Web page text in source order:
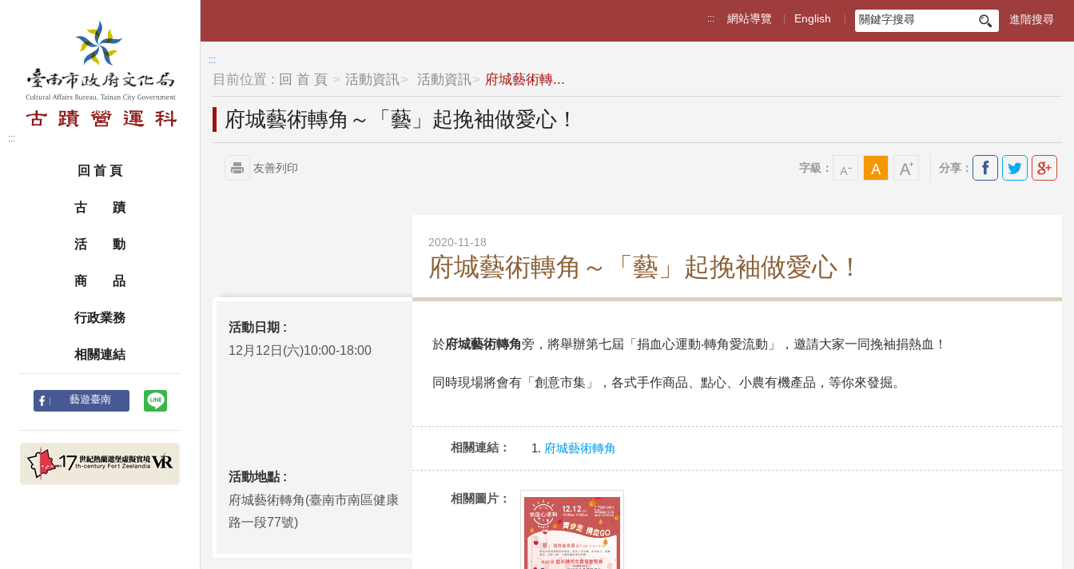
:::
回 首 頁
古 蹟
活 動
商 品
行政業務
相關連結
藝遊臺南
::: 網站導覽 English 搜
尋
進階搜尋
:::
目前位置 : 回 首 頁 活動資訊 活動資訊 府城藝術轉...
府城藝術轉角～「藝」起挽袖做愛心！
友善列印 字級： 分享：
活動日期 :
12月12日(六)10:00-18:00
活動地點 :
府城藝術轉角(臺南市南區健康
路一段77號)
2020-11-18
府城藝術轉角～「藝」起挽袖做愛心！
於府城藝術轉角旁，將舉辦第七屆「捐血心運動‧轉角愛流動」，邀請大家一同挽袖捐熱血！
同時現場將會有「創意市集」，各式手作商品、點心、小農有機產品，等你來發掘。
相關連結： 府城藝術轉角
相關圖片：